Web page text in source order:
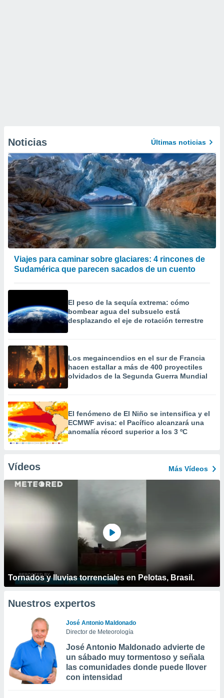
Noticias Últimas noticias
Viajes para caminar sobre glaciares: 4 rincones de
Sudamérica que parecen sacados de un cuento
El peso de la sequía extrema: cómo
bombear agua del subsuelo está
desplazando el eje de rotación terrestre
Los megaincendios en el sur de Francia
hacen estallar a más de 400 proyectiles
olvidados de la Segunda Guerra Mundial
El fenómeno de El Niño se intensifica y el
ECMWF avisa: el Pacífico alcanzará una
anomalía récord superior a los 3 ºC
Vídeos Más Vídeos
Tornados y lluvias torrenciales en Pelotas, Brasil.
Nuestros expertos
José Antonio Maldonado
Director de Meteorología
José Antonio Maldonado advierte de
un sábado muy tormentoso y señala
las comunidades donde puede llover
con intensidad